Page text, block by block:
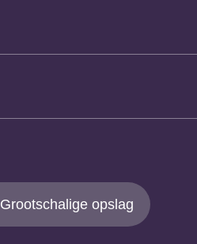
Grootschalige opslag